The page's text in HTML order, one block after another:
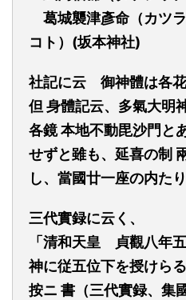
葛城襲津彥命（カツ
コト） (坂本神社)
社記に云 御神體は各
但 身體記云、多氣大明
各鏡本地不動毘沙門と
せずと雖も、延喜の制
し、 當國廿一座の内たり
三代實録に云く、
「清和天皇
貞觀八年
神に従五位下を授けらる
按ニ 書（三代實録、集